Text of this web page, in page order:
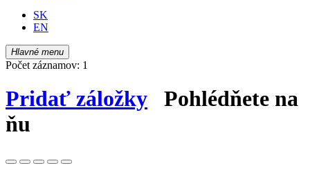
SK
EN
Hlavné menu
Počet záznamov: 1
Pridať záložky Pohlédňete na
ňu